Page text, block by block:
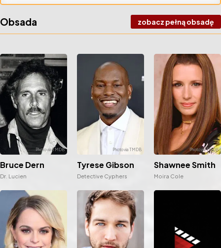
Obsada zobacz pełną obsadę
Bruce Dern
Dr. Lucien
Tyrese Gibson
Detective Cyphers
Shawnee Smith
Moira Cole